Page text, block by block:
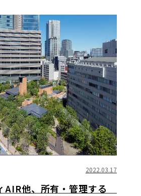
2022.03.17
AIR他、所有・管理する